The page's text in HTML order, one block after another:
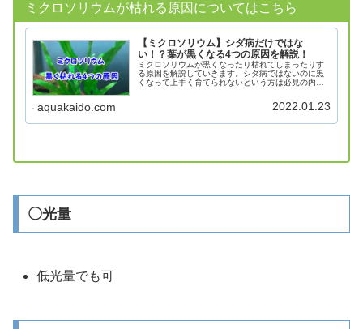
ミクロソリウムが枯れる原因についてはこちら
【ミクロソリウム】シダ病だけではな
い！？葉が黒くなる4つの原因を解説！
ミクロソリウムが黒くなったり枯れてしまったりす
る原因を解説していきます。シダ病ではないのに黒
くなって上手く育てられないという方は必見の内容
クロソリウムとはウラボシ科の植物で、低光量で
aquakaido.com 2022.01.23
〇光量
低光量でも可